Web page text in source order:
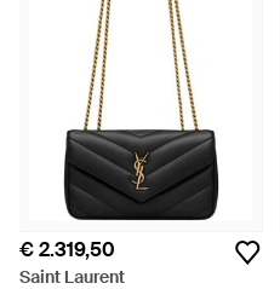
€ 2.319,50
Saint Laurent